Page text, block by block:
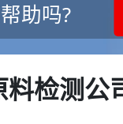
助吗?
检测公